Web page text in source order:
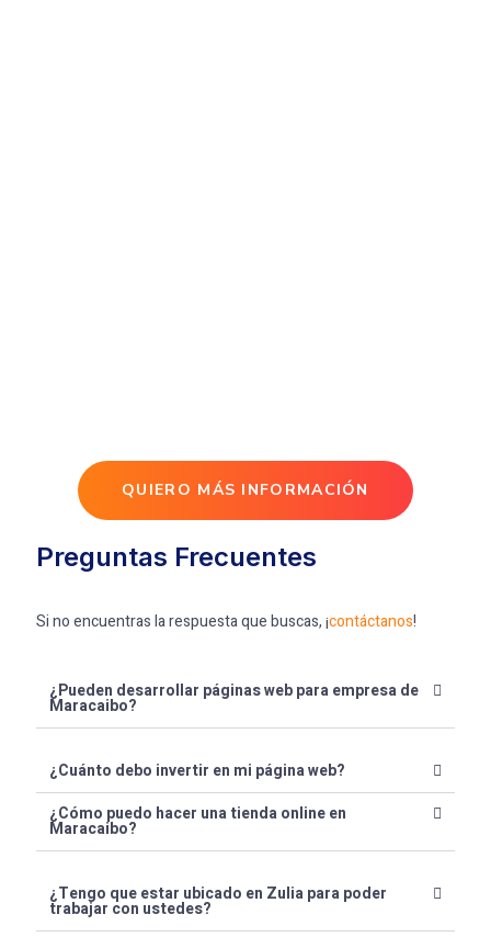
QUIERO MÁS INFORMACIÓN
Preguntas Frecuentes
Si no encuentras la respuesta que buscas, ¡contáctanos!
¿Pueden desarrollar páginas web para empresa de
Maracaibo?
¿Cuánto debo invertir en mi página web?
¿Cómo puedo hacer una tienda online en
Maracaibo?
¿Tengo que estar ubicado en Zulia para poder
trabajar con ustedes?